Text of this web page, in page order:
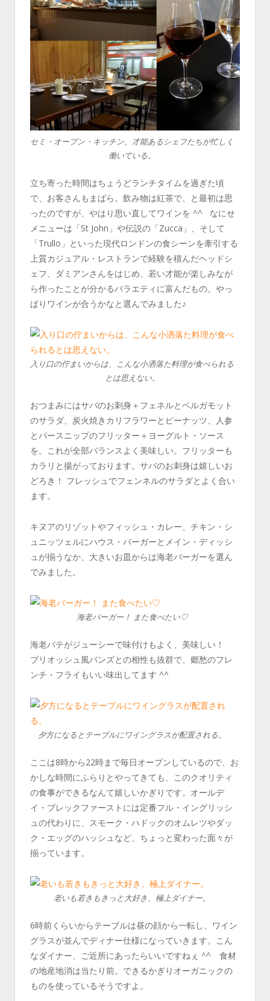
セミ・オープン・キッチン。才能あるシェフたちが忙しく
働いている。
立ち寄った時間はちょうどランチタイムを過ぎた頃
で、お客さんもまばら。飲み物は紅茶で、と最初は思
ったのですが、やはり思い直してワインを ^^ なにせ
メニューは「St John」や伝説の「Zucca」、そして
「Trullo」といった現代ロンドンの食シーンを牽引する
上質カジュアル・レストランで経験を積んだヘッドシ
ェフ、ダミアンさんをはじめ、若い才能が楽しみなが
ら作ったことが分かるバラエティに富んだもの。やっ
ぱりワインが合うかなと選んでみました♪
入り口の佇まいからは、こんな小洒落た料理が食べられる
とは思えない。
おつまみにはサバのお刺身＋フェネルとベルガモット
のサラダ、炭火焼きカリフラワーとピーナッツ、人参
とパースニップのフリッター＋ヨーグルト・ソース
を。これが全部バランスよく美味しい。フリッターも
カラリと揚がっております。サバのお刺身は嬉しいお
どろき！ フレッシュでフェンネルのサラダとよく合い
ます。
キヌアのリゾットやフィッシュ・カレー、チキン・シ
ュニッツェルにハウス・バーガーとメイン・ディッシ
ュが揃うなか、大きいお皿からは海老バーガーを選ん
でみました。
海老バーガー！ また食べたい♡
海老パテがジューシーで味付けもよく、美味しい！
ブリオッシュ風バンズとの相性も抜群で、郷愁のフレ
ンチ・フライもいい味出してます ^^
夕方になるとテーブルにワイングラスが配置される。
ここは8時から22時まで毎日オープンしているので、お
かしな時間にふらりとやってきても、このクオリティ
の食事ができるなんて嬉しいかぎりです。オールデ
イ・ブレックファーストには定番フル・イングリッシ
ュの代わりに、スモーク・ハドックのオムレツやダッ
ク・エッグのハッシュなど、ちょっと変わった面々が
揃っています。
老いも若きもきっと大好き、極上ダイナー。
6時前くらいからテーブルは昼の顔から一転し、ワイン
グラスが並んでディナー仕様になっていきます。こん
なダイナー、ご近所にあったらいいですねぇ ^^ 食材
の地産地消は当たり前。できるかぎりオーガニックの
ものを使っているそうですよ。